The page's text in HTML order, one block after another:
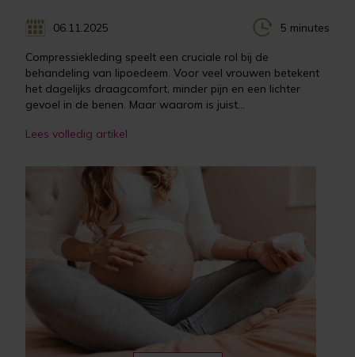
06.11.2025 5 minutes
Compressiekleding speelt een cruciale rol bij de
behandeling van lipoedeem. Voor veel vrouwen betekent
het dagelijks draagcomfort, minder pijn en een lichter
gevoel in de benen. Maar waarom is juist...
Lees volledig artikel